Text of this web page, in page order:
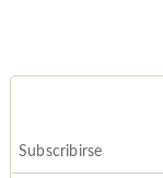
Subscribirse